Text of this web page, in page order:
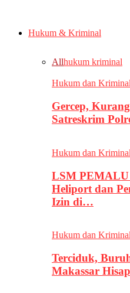
Hukum & Kriminal
Allhukum kriminal
Hukum dan Kriminal
Gercep,
Satreskrim
Hukum dan Kriminal
LSM
Heliport dan
Izin di…
Hukum dan Kriminal
Terciduk,
Makassar